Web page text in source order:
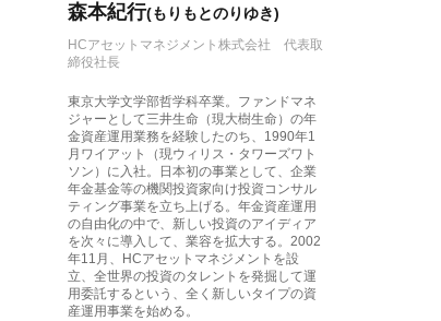
森本紀行(もりもとのりゆき)
HCアセットマネジメント株式会社 代表取
締役社長
東京大学文学部哲学科卒業。ファンドマネ
ジャーとして三井生命（現大樹生命）の年
金資産運用業務を経験したのち、1990年1
月ワイアット（現ウィリス・タワーズワト
ソン）に入社。日本初の事業として、企業
年金基金等の機関投資家向け投資コンサル
ティング事業を立ち上げる。年金資産運用
の自由化の中で、新しい投資のアイディア
を次々に導入して、業容を拡大する。2002
年11月、HCアセットマネジメントを設
立、全世界の投資のタレントを発掘して運
用委託するという、全く新しいタイプの資
産運用事業を始める。